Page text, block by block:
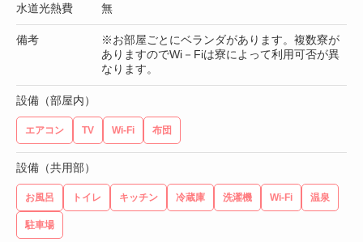
水道光熱費 無
備考
※お部屋ごとにベランダがあります。複数寮が
ありますのでWi－Fiは寮によって利用可否が異
なります。
設備（部屋内）
エアコン TV Wi-Fi 布団
設備（共用部）
お風呂 トイレ キッチン 冷蔵庫 洗濯機 Wi-Fi 温泉
駐車場